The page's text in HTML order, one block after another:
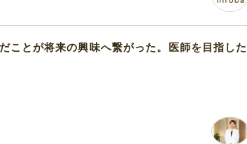
ことが将来の興味へ繋がった。医師を目指した